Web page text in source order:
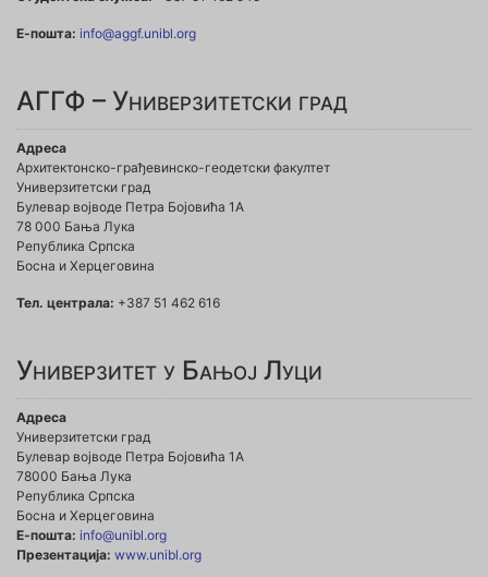
Е-пошта: info@aggf.unibl.org
АГГФ – Универзитетски град
Адреса
Архитектонско-грађевинско-геодетски факултет
Универзитетски град
Булевар војводе Петра Бојовића 1A
78 000 Бања Лука
Република Српска
Босна и Херцеговина
Тел. централа: +387 51 462 616
Универзитет у Бањој Луци
Адреса
Универзитетски град
Булевар војводе Петра Бојовића 1А
78000 Бања Лука
Република Српска
Босна и Херцеговина
Е-пошта: info@unibl.org
Презентација: www.unibl.org